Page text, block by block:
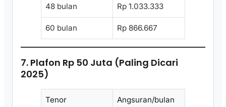
48 bulan Rp 1.033.333
60 bulan Rp 866.667
7. Plafon Rp 50 Juta (Paling Dicari
2025)
Tenor Angsuran/bulan